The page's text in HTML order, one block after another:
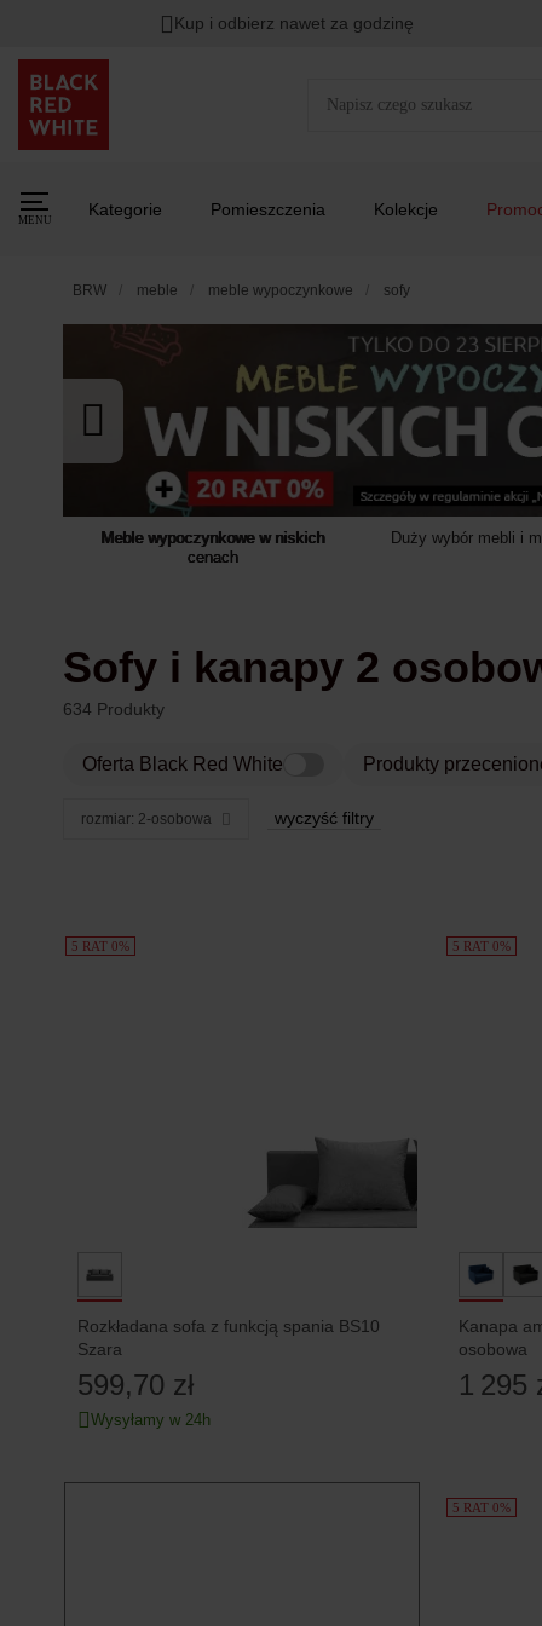
Rabat naHITY DNIA przy zapisie na Newsletter.
Kup i odbierz nawet za godzinę
MENU
Kategorie Pomieszczenia Kolekcje
BRW meble meble wypoczynkowe sofy
Meble wypoczynkowe w niskich
cenach
Duży wybór mebli i
Sofy i kanapy 2
634 Produkty
Oferta Black Red White Produkty
rozmiar: 2-osobowa wyczyść filtry
Produkty
5 RAT 0%
Rozkładana sofa z funkcją spania BS10
Szara
599,70 zł
Wysyłamy w 24h
5 RAT 0%
Kanapa
osobowa
1 295
5 RAT 0%